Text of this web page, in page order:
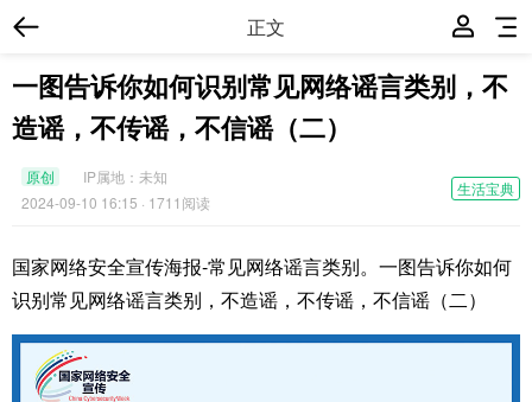
正文
一图告诉你如何识别常见网络谣言类别，不
造谣，不传谣，不信谣（二）
生活宝典
原创 IP属地： 未知
2024-09-10 16:15 · 1711阅读
国家网络安全宣传海报-常见网络谣言类别。一图告诉你如何
识别常见网络谣言类别，不造谣，不传谣，不信谣（二）